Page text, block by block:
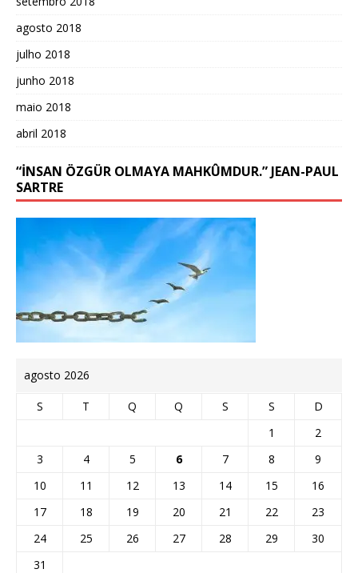
agosto 2018
julho 2018
junho 2018
maio 2018
abril 2018
“İNSAN ÖZGÜR OLMAYA MAHKÛMDUR.” JEAN-PAUL
SARTRE
agosto 2026
S T Q Q S S
D
1
2
3
4 5 6 7 8
9
10
11 12 13 14 15
16
17
18 19 20 21 22
23
24
25 26 27 28 29
30
31